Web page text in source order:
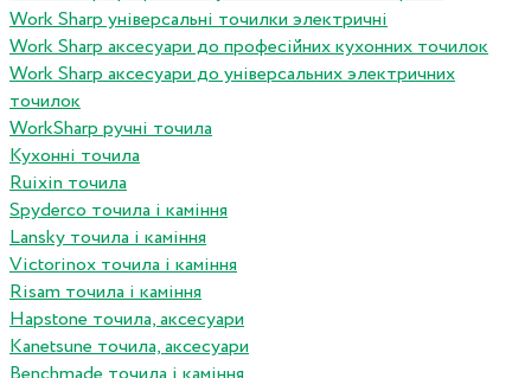
Work Sharp унiверсальнi точилки электричнi
Work Sharp аксесуари до професiйних кухонних точилок
Work Sharp аксесуари до унiверсальних электричних
точилок
WorkSharp ручні точила
Кухонні точила
Ruixin точила
Spyderco точила і каміння
Lansky точила і каміння
Victorinox точила і каміння
Risam точила і каміння
Hapstone точила, аксесуари
Kanetsune точила, аксесуари